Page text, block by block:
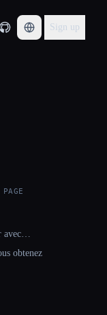
Sign up
avec…
obtenez